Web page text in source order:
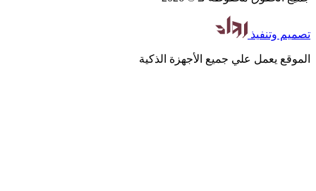
تصميم وتنفيذ
الموقع يعمل علي جميع الأجهزة الذكية